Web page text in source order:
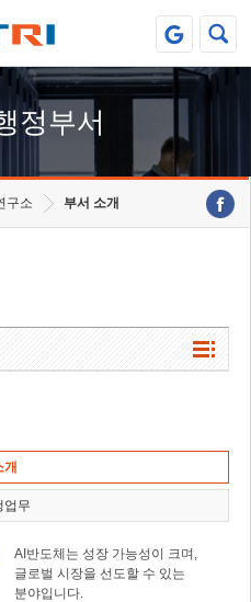
정부서
구소 부서 소개
개
업무
AI반도체는 성장 가능성이 크며,
글로벌 시장을 선도할 수 있는
분야입니다.